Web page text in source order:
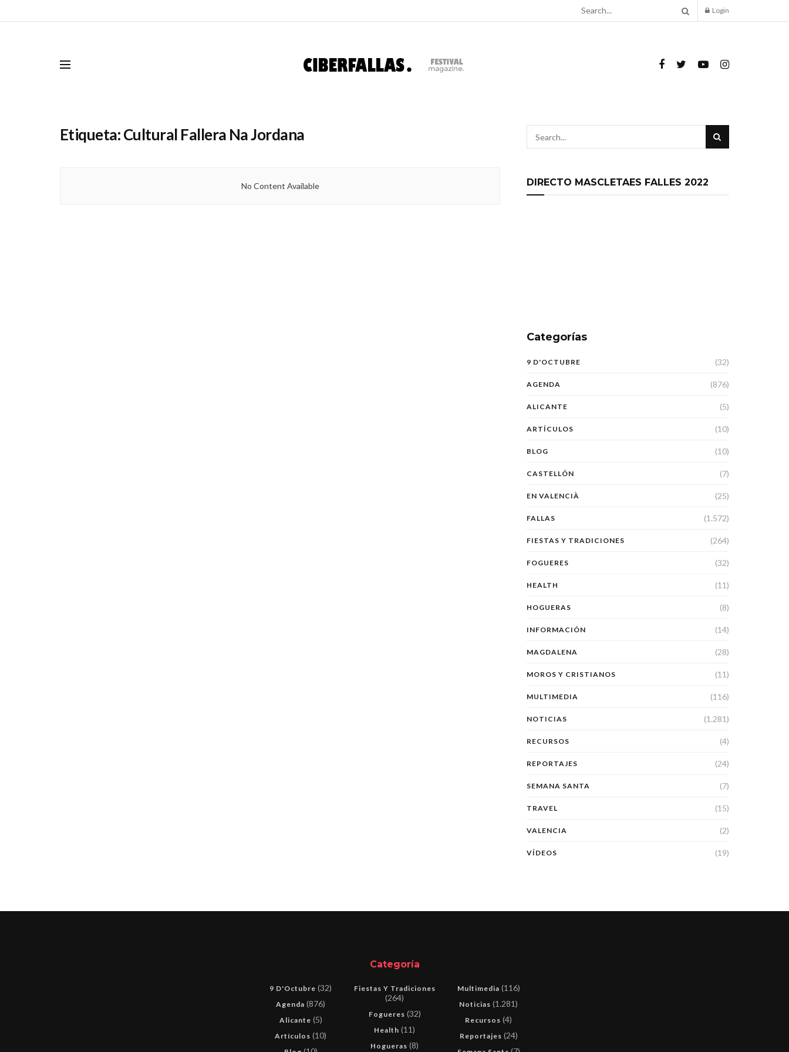
Login
Etiqueta:Cultural Fallera Na Jordana
No Content Available DIRECTO MASCLETAES FALLES 2022
Categorías
9 D'OCTUBRE (32)
AGENDA (876)
ALICANTE (5)
ARTÍCULOS (10)
BLOG (10)
CASTELLÓN (7)
EN VALENCIÀ (25)
FALLAS (1.572)
FIESTAS Y TRADICIONES (264)
FOGUERES (32)
HEALTH (11)
HOGUERAS (8)
INFORMACIÓN (14)
MAGDALENA (28)
MOROS Y CRISTIANOS (11)
MULTIMEDIA (116)
NOTICIAS (1.281)
RECURSOS (4)
REPORTAJES (24)
SEMANA SANTA (7)
TRAVEL (15)
VALENCIA (2)
VÍDEOS (19)
Categoría
9 D'Octubre (32)
Agenda (876)
Alicante (5)
Artículos (10)
Fiestas Y Tradiciones
(264)
Fogueres (32)
Health (11)
Hogueras (8)
Multimedia (116)
Noticias (1.281)
Recursos (4)
Reportajes (24)